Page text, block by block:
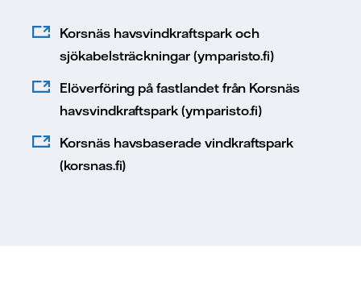
Korsnäs havsvindkraftspark och
sjökabelsträckningar (ymparisto.fi)
Elöverföring på fastlandet från Korsnäs
havsvindkraftspark (ymparisto.fi)
Korsnäs havsbaserade vindkraftspark
(korsnas.fi)